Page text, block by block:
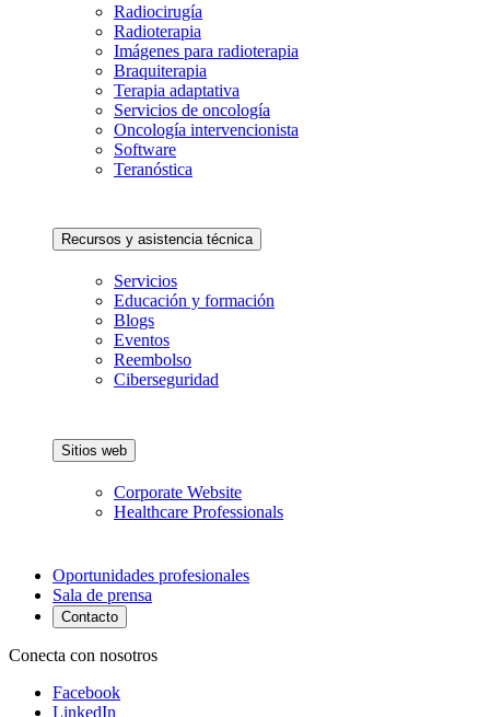
Radiocirugía
Radioterapia
Imágenes para radioterapia
Braquiterapia
Terapia adaptativa
Servicios de oncología
Oncología intervencionista
Software
Teranóstica
Recursos y asistencia técnica
Servicios
Educación y formación
Blogs
Eventos
Reembolso
Ciberseguridad
Sitios web
Corporate Website
Healthcare Professionals
Oportunidades profesionales
Sala de prensa
Contacto
Conecta con nosotros
Facebook
LinkedIn